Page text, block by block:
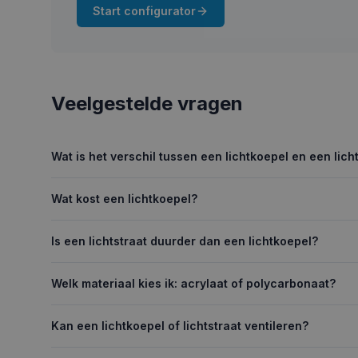
Start configurator
Veelgestelde vragen
Wat is het verschil tussen een lichtkoepel en een
Wat kost een lichtkoepel?
Is een lichtstraat duurder dan een lichtkoepel?
Welk materiaal kies ik: acrylaat of polycarbonaat?
Kan een lichtkoepel of lichtstraat ventileren?